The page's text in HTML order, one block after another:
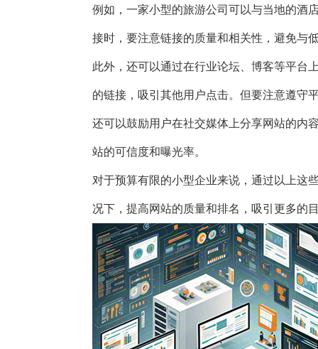
例如，一家小型的旅游公司可以与当地的酒
接时，要注意链接的质量和相关性，避免与
此外，还可以通过在行业论坛、博客等平台
的链接，吸引其他用户点击。但要注意遵守
还可以鼓励用户在社交媒体上分享网站的内
站的可信度和曝光率。
对于预算有限的小型企业来说，通过以上这
况下，提高网站的质量和排名，吸引更多的